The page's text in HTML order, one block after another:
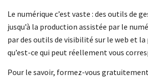
Le numérique c’est vaste : des outils de
jusqu’à la production assistée par le
par des outils de visibilité sur le web et
qu’est-ce qui peut réellement vous
Pour le savoir, formez-vous